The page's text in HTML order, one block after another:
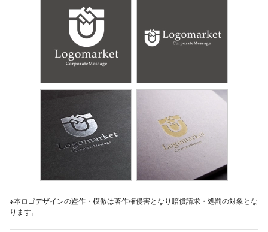
※本ロゴデザインの盗作・模倣は著作権侵害となり賠償請求・処罰の対象とな
ります。